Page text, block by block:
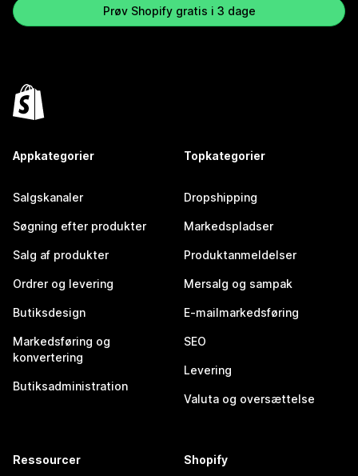
Prøv Shopify gratis i 3 dage
Appkategorier
Salgskanaler
Søgning efter produkter
Salg af produkter
Ordrer og levering
Butiksdesign
Markedsføring og
konvertering
Butiksadministration
Topkategorier
Dropshipping
Markedspladser
Produktanmeldelser
Mersalg og sampak
E-mailmarkedsføring
SEO
Levering
Valuta og oversættelse
Ressourcer Shopify